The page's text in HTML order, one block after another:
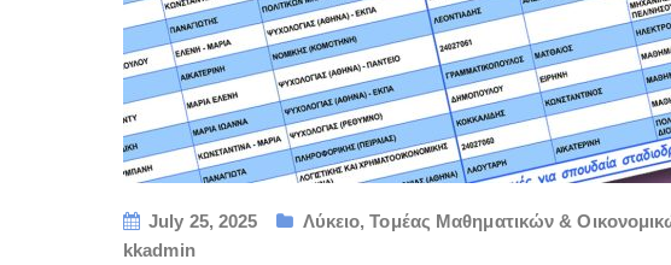
July 25, 2025 Λύκειο,Τομέας Μαθηματικών &
kkadmin